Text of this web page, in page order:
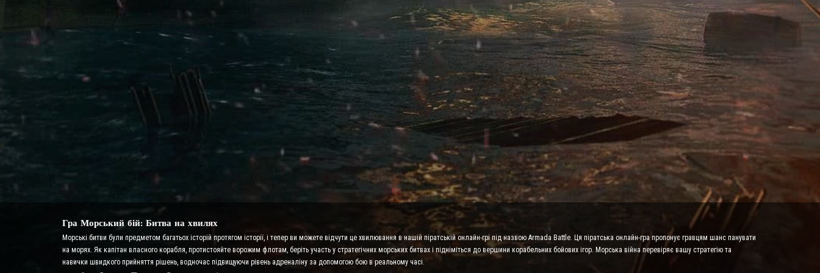
Гра Морський бій: Битва на хвилях
Морські битви були предметом багатьох історій протягом історії, і тепер ви можете відчути це хвилювання в нашій піратській онлайн-грі під назвою Armada Battle. Ця піратська онлайн-гра пропонує гравцям шанс панувати
на морях. Як капітан власного корабля, протистояйте ворожим флотам, беріть участь у стратегічних морських битвах і підніміться до вершини корабельних бойових ігор. Морська війна перевіряє вашу стратегію та
навички швидкого прийняття рішень, водночас підвищуючи рівень адреналіну за допомогою бою в реальному часі.